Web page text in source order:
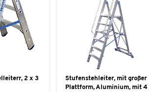
2 x 3
Stufenstehleiter, mit großer
Plattform, Aluminium, mit 4